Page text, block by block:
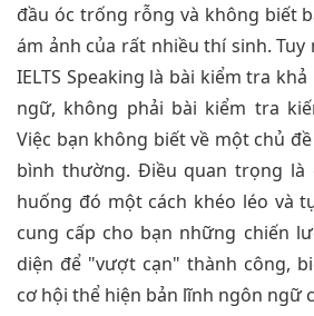
đầu óc trống rỗng và không biết
ám ảnh của rất nhiều thí sinh.
IELTS Speaking là bài kiểm tra
ngữ, không phải bài kiểm tra
Việc bạn không biết về một chủ
bình thường. Điều quan trọng là
huống đó một cách khéo léo và
cung cấp cho bạn những chiến
diện để "vượt cạn" thành công,
cơ hội thể hiện bản lĩnh ngôn ngữ